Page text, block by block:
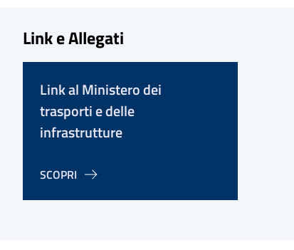
Link e Allegati
Link al Ministero dei
trasporti e delle
infrastrutture
SCOPRI